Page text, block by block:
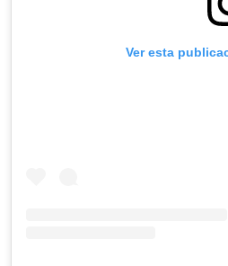
Ver esta